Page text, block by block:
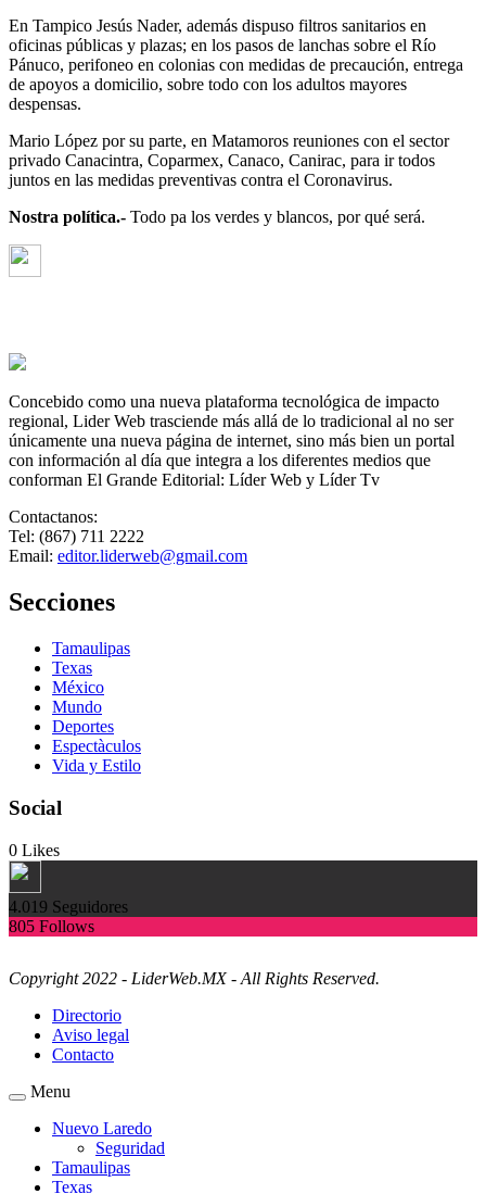
En Tampico Jesús Nader, además dispuso filtros sanitarios en
oficinas públicas y plazas; en los pasos de lanchas sobre el Río
Pánuco, perifoneo en colonias con medidas de precaución, entrega
de apoyos a domicilio, sobre todo con los adultos mayores
despensas.
Mario López por su parte, en Matamoros reuniones con el sector
privado Canacintra, Coparmex, Canaco, Canirac, para ir todos
juntos en las medidas preventivas contra el Coronavirus.
Nostra política.- Todo pa los verdes y blancos, por qué será.
Concebido como una nueva plataforma tecnológica de impacto
regional, Lider Web trasciende más allá de lo tradicional al no ser
únicamente una nueva página de internet, sino más bien un portal
con información al día que integra a los diferentes medios que
conforman El Grande Editorial: Líder Web y Líder Tv
Contactanos:
Tel: (867) 711 2222
Email: editor.liderweb@gmail.com
Secciones
Tamaulipas
Texas
México
Mundo
Deportes
Espectàculos
Vida y Estilo
Social
0 Likes
4.019 Seguidores
805 Follows
Copyright 2022 - LiderWeb.MX - All Rights Reserved.
Directorio
Aviso legal
Contacto
Menu
Nuevo Laredo
Seguridad
Tamaulipas
Texas